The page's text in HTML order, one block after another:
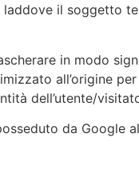
il soggetto
in modo
all’origine
dell’utente/
da Google